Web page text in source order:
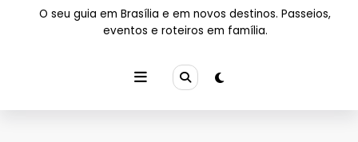
O seu guia em Brasília e em novos destinos. Passeios,
eventos e roteiros em família.